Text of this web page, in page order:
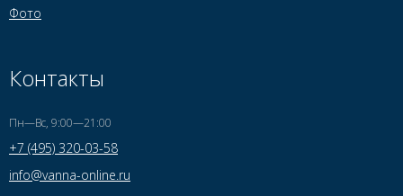
Фото
Контакты
Пн—Вс, 9:00—21:00
+7 (495) 320-03-58
info@vanna-online.ru